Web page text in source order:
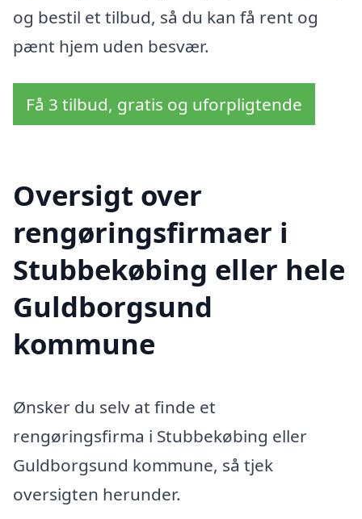
og bestil et tilbud, så du kan få rent og
pænt hjem uden besvær.
Få 3 tilbud, gratis og uforpligtende
Oversigt over
rengøringsfirmaer i
Stubbekøbing eller hele
Guldborgsund
kommune
Ønsker du selv at finde et
rengøringsfirma i Stubbekøbing eller
Guldborgsund kommune, så tjek
oversigten herunder.